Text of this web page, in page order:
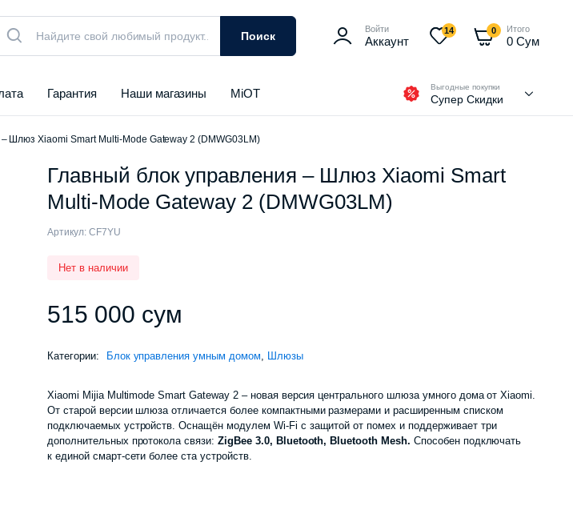
Поиск
Войти
Аккаунт
14 0 Итого
0Сум
Гарантия Наши магазины MiOT Выгодные покупки
Супер Скидки
Шлюз Xiaomi Smart Multi-Mode Gateway 2 (DMWG03LM)
Главный блок управления – Шлюз Xiaomi Smart
Multi-Mode Gateway 2 (DMWG03LM)
Артикул: CF7YU
Нет в наличии
515 000 сум
Категории: Блок управления умным домом, Шлюзы
Xiaomi Mijia Multimode Smart Gateway 2 – новая версия центрального шлюза умного дома от Xiaomi.
От старой версии шлюза отличается более компактными размерами и расширенным списком
подключаемых устройств. Оснащён модулем Wi-Fi с защитой от помех и поддерживает три
дополнительных протокола связи:ZigBee 3.0, Bluetooth, Bluetooth Mesh. Способен подключать
к единой смарт-сети более ста устройств.